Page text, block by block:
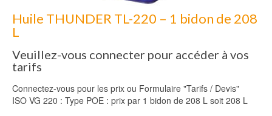
Huile THUNDER TL-220 – 1 bidon de 208
L
Veuillez-vous connecter pour accéder à vos
tarifs
Connectez-vous pour les prix ou Formulaire "Tarifs / Devis"
ISO VG 220 : Type POE : prix par 1 bidon de 208 L soit 208 L